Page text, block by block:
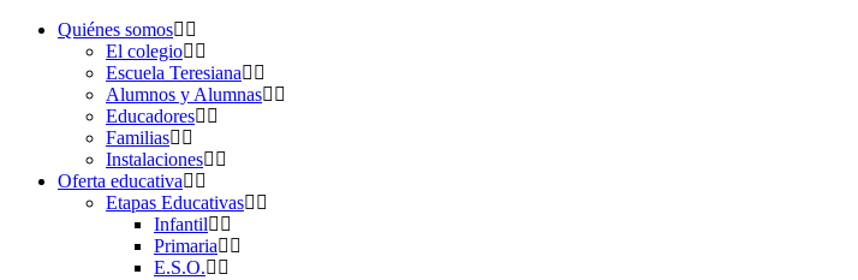
Quiénes somos
El colegio
Escuela Teresiana
Alumnos y Alumnas
Educadores
Familias
Instalaciones
Oferta educativa
Etapas Educativas
Infantil
Primaria
E.S.O.